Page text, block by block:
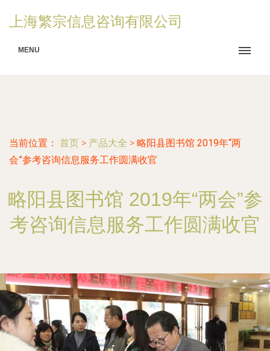
上海繁宗信息咨询有限公司
MENU
当前位置： 首页 > 产品大全 > 略阳县图书馆 2019年“两
会”参考咨询信息服务工作圆满收官
略阳县图书馆 2019年“两会”参
考咨询信息服务工作圆满收官